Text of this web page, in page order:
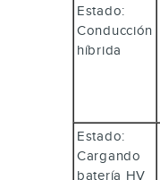
Estado:
Conducción
híbrida
Estado:
Cargando
batería HV